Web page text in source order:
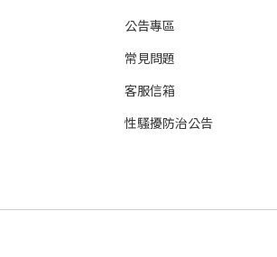
公告專區
常見問題
客服信箱
性騷擾防治公告